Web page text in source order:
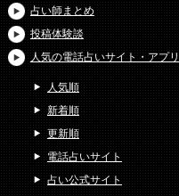
占い師まとめ
投稿体験談
人気の電話占いサイト・アプリ
人気順
新着順
更新順
電話占いサイト
占い公式サイト